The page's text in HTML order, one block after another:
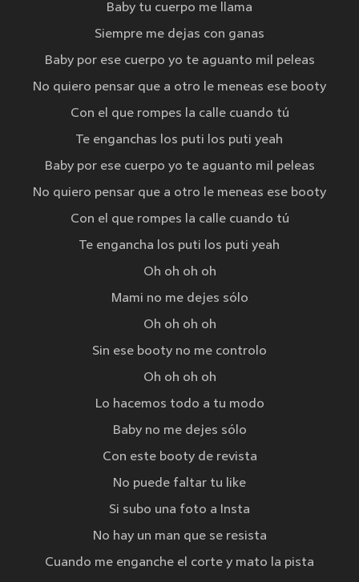
Baby tu cuerpo me llama
Siempre me dejas con ganas
Baby por ese cuerpo yo te aguanto mil peleas
No quiero pensar que a otro le meneas ese booty
Con el que rompes la calle cuando tú
Te enganchas los puti los puti yeah
Baby por ese cuerpo yo te aguanto mil peleas
No quiero pensar que a otro le meneas ese booty
Con el que rompes la calle cuando tú
Te engancha los puti los puti yeah
Oh oh oh oh
Mami no me dejes sólo
Oh oh oh oh
Sin ese booty no me controlo
Oh oh oh oh
Lo hacemos todo a tu modo
Baby no me dejes sólo
Con este booty de revista
No puede faltar tu like
Si subo una foto a Insta
No hay un man que se resista
Cuando me enganche el corte y mato la pista